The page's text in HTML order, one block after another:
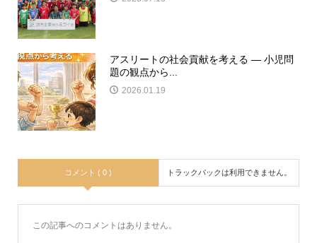
アスリートの社会貢献を考える ― 小児問
題の観点から...
2026.01.19
コメント ( 0 ) トラックバックは利用できません。
この記事へのコメントはありません。